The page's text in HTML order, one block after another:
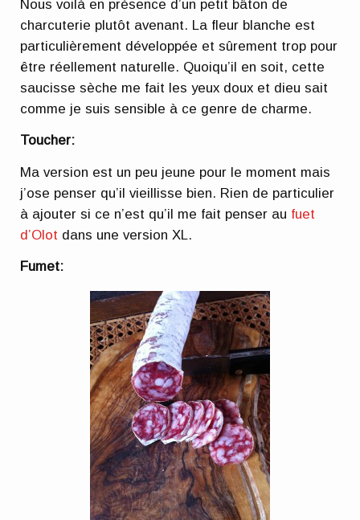
Nous voilà en présence d’un petit bâton de
charcuterie plutôt avenant. La fleur blanche est
particulièrement développée et sûrement trop pour
être réellement naturelle. Quoiqu’il en soit, cette
saucisse sèche me fait les yeux doux et dieu sait
comme je suis sensible à ce genre de charme.
Toucher:
Ma version est un peu jeune pour le moment mais
j’ose penser qu’il vieillisse bien. Rien de particulier
à ajouter si ce n’est qu’il me fait penser au fuet
d’Olot dans une version XL.
Fumet: